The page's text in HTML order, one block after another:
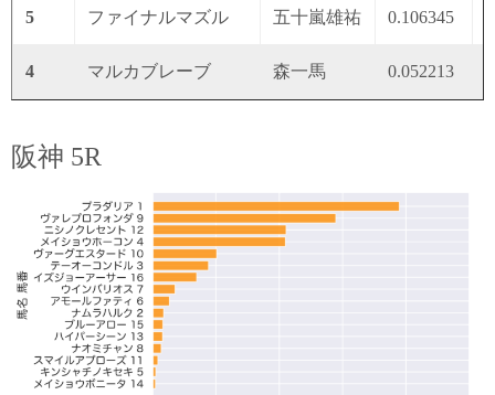
5 ファイナルマズル 五十嵐雄祐 0.106345
4 マルカブレーブ 森一馬 0.052213
阪神 5R